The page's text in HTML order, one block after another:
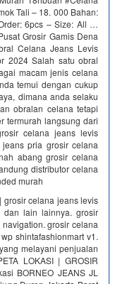
Tali – 18. 000 Bahan:
6pcs – Size: All …
Grosir Gamis Dena
Celana Jeans Levis
2024 Salah satu obral
macam jenis celana
temui dengan cukup
dimana anda selaku
obralan celana tetapi
termurah langsung dari
celana jeans levis
pria grosir celana
abang grosir celana
distributor celana
murah
celana jeans levis
dan lain lainnya. grosir
grosir celana
shintafashionmart v1.
melayani penjualan
LOKASI | GROSIR
BORNEO JEANS JL